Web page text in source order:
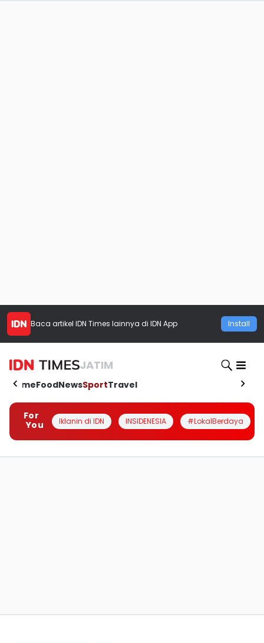
Baca artikel IDN Times lainnya di IDN App Install
JATIM
HomeFoodNewsSportTravel
For
You
Iklanin di IDN INSIDENESIA #LokalBerdaya